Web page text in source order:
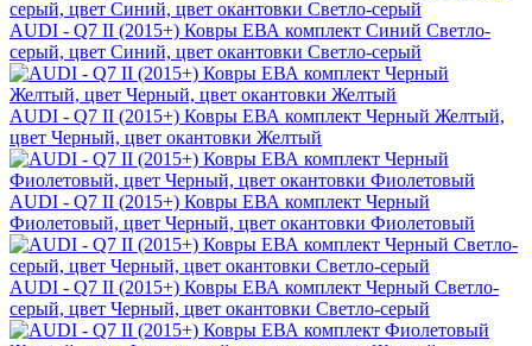
AUDI - Q7 II (2015+) Ковры ЕВА комплект Синий Светло-
серый, цвет Синий, цвет окантовки Светло-серый
AUDI - Q7 II (2015+) Ковры ЕВА комплект Черный Желтый,
цвет Черный, цвет окантовки Желтый
AUDI - Q7 II (2015+) Ковры ЕВА комплект Черный
Фиолетовый, цвет Черный, цвет окантовки Фиолетовый
AUDI - Q7 II (2015+) Ковры ЕВА комплект Черный Светло-
серый, цвет Черный, цвет окантовки Светло-серый